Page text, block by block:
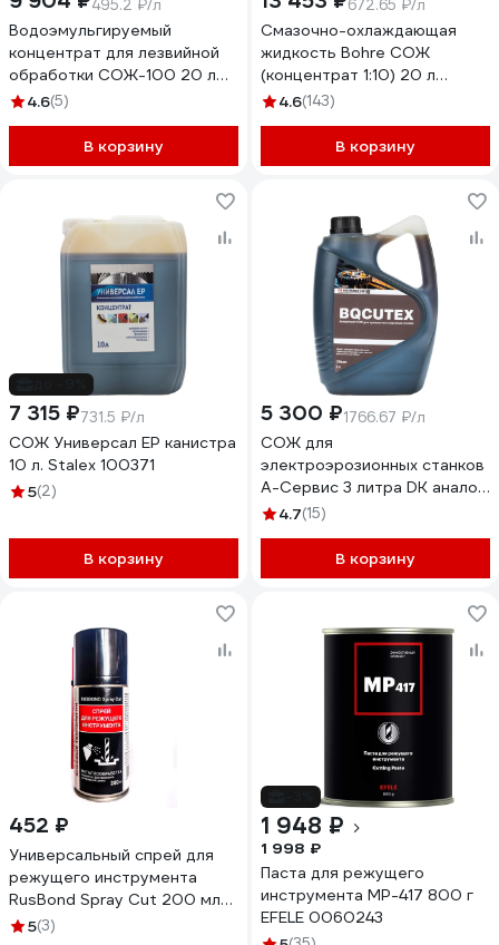
495.2 ₽/л
Водоэмульгируемый
концентрат для лезвийной
обработки СОЖ-100 20 л
ВИТТОЛ 10020
4.6(5)
В корзину
672.65 ₽/л
Смазочно-охлаждающая
жидкость Bohre СОЖ
(концентрат 1:10) 20 л
КБ012373
4.6(143)
В корзину
7 315 ₽731.5 ₽/л
СОЖ Универсал ЕР канистра
10 л. Stalex 100371
5(2)
В корзину
5 300 ₽1766.67 ₽/л
СОЖ для
электроэрозионных станков
А-Сервис 3 литра DK аналог
JR3A Bqcutex
4.7(15)
В корзину
452 ₽
Универсальный спрей для
режущего инструмента
RusBond Spray Cut 200 мл
SprayCut.200
5(3)
1 948 ₽
1 998 ₽
Паста для режущего
инструмента MP-417 800 г
EFELE 0060243